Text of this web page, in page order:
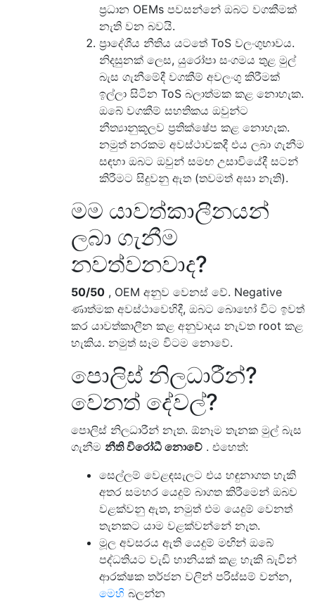
ප්‍රධාන OEMs පවසන්නේ ඔබට වගකීමක්
නැති වන බවයි.
ප්‍රාදේශීය නීතිය යටතේ ToS වලංගුභාවය.
නිදසුනක් ලෙස, යුරෝපා සංගමය තුළ මුල්
බැස ගැනීමේදී වගකීම් අවලංගු කිරීමක්
ඉල්ලා සිටින ToS බලාත්මක කළ නොහැක.
ඔබේ වගකීම් සහතිකය ඔවුන්ට
නීත්‍යානුකූලව ප්‍රතික්ෂේප කළ නොහැක.
නමුත් නරකම අවස්ථාවකදී එය ලබා ගැනීම
සඳහා ඔබට ඔවුන් සමඟ උසාවියේදී සටන්
කිරීමට සිදුවනු ඇත (තවමත් අසා නැති).
මම යාවත්කාලීනයන්
ලබා ගැනීම
නවත්වනවාද?
50/50 , OEM අනුව වෙනස් වේ. Negative
ණාත්මක අවස්ථාවෙහිදී, ඔබට බොහෝ විට ඉවත්
කර යාවත්කාලීන කළ අනුවාදය නැවත root කළ
හැකිය. නමුත් සෑම විටම නොවේ.
පොලිස් නිලධාරීන්?
වෙනත් දේවල්?
පොලිස් නිලධාරීන් නැත. ඕනෑම තැනක මුල් බැස
ගැනීම නීති විරෝධී නොවේ . එහෙත්:
සෙල්ලම් වෙළඳසැලට එය හඳුනාගත හැකි
අතර සමහර යෙදුම් බාගත කිරීමෙන් ඔබව
වළක්වනු ඇත, නමුත් එම යෙදුම් වෙනත්
තැනකට යාම වළක්වන්නේ නැත.
මූල අවසරය ඇති යෙදුම් මඟින් ඔබේ
පද්ධතියට වැඩි හානියක් කළ හැකි බැවින්
ආරක්ෂක තර්ජන වලින් පරිස්සම් වන්න,
මෙහි බලන්න